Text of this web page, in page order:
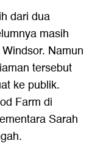
dari dua
masih
Namun
tersebut
ke publik.
Farm di
Sarah